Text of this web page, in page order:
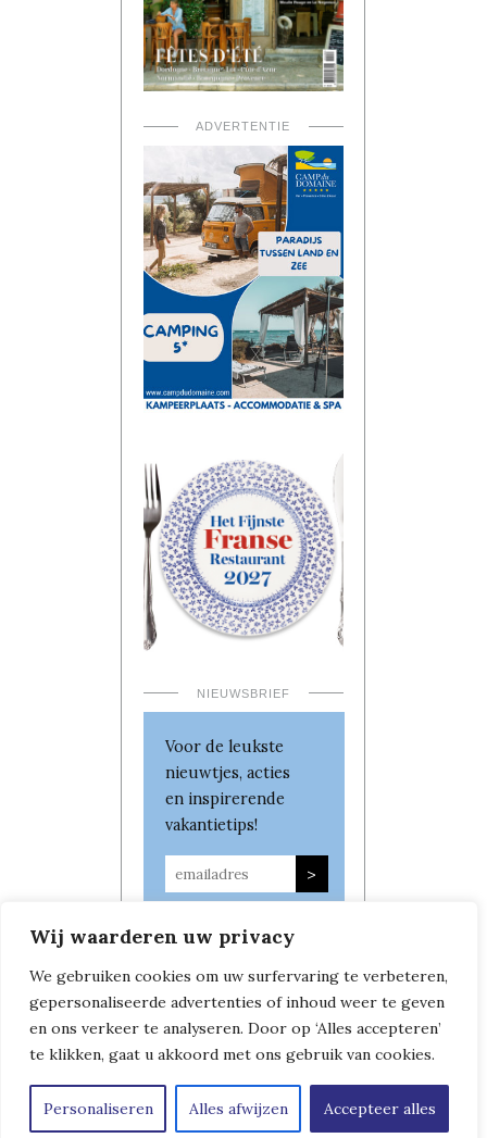
Wij waarderen uw privacy
We gebruiken cookies om uw surfervaring te verbeteren,
gepersonaliseerde advertenties of inhoud weer te geven
en ons verkeer te analyseren. Door op ‘Alles accepteren’
te klikken, gaat u akkoord met ons gebruik van cookies.
Personaliseren Alles afwijzen Accepteer alles
ADVERTENTIE
NIEUWSBRIEF
Voor de leukste
nieuwtjes, acties
en inspirerende
vakantietips!
Copyright © Leven in Frankrijk | Algemene Voorwaarden | Privacybeleid